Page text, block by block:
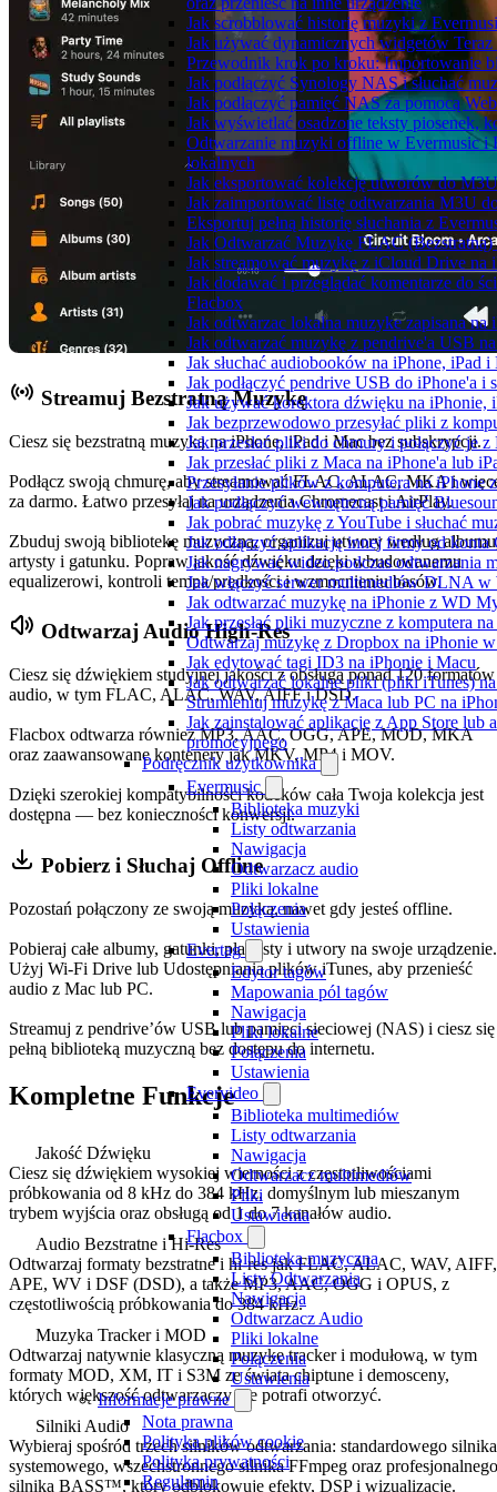
Jak scrobblować historię muzyki z
Jak używać dynamicznych widgetów
Przewodnik krok po kroku: Importowanie
Jak podłączyć Synology NAS i słuchać
Jak podłączyć pamięć NAS za pomocą
Jak wyświetlać osadzone teksty piosenek,
Odtwarzanie muzyki offline w Evermusic i
lokalnych
Jak eksportować kolekcję utworów do
Jak zaimportować listę odtwarzania M3U
Eksportuj pełną historię słuchania z
Jak Odtwarzać Muzykę FLAC
Jak streamować muzykę z iCloud Drive na
Jak dodawać i przeglądać komentarze do
Flacbox
Jak odtwarzac lokalna muzyke zapisana na
Jak odtwarzać muzykę z pendrive'a USB
Jak słuchać audiobooków na iPhone, iPad
Jak podłączyć pendrive USB do iPhone'a i
Jak używać korektora dźwięku na
Jak bezprzewodowo przesyłać pliki z
Jak przesłać pliki do chmury i połączyć je
Jak przesłać pliki z Maca na iPhone'a lub
Przesyłanie plików z komputera na iPhone
Jak podłączyć wewnętrzną pamięć
Jak pobrać muzykę z YouTube i słuchać
Jak odłączyć aplikację innej firmy od konta
Jak nagrywać wideo podczas odtwarzania
Jak włączyć serwer multimediów DLNA
Jak odtwarzać muzykę na iPhonie z WD
Jak przesłać pliki muzyczne z komputera
Odtwarzaj muzykę z Dropbox na iPhonie
Jak edytować tagi ID3 na iPhonie i Macu
Jak odtwarzać lokalne pliki (pliki iTunes)
Strumieniuj muzykę z Maca lub PC na
Jak zainstalować aplikację z App Store
promocyjnego
Podręcznik użytkownika
Evermusic
Biblioteka muzyki
Listy odtwarzania
Nawigacja
Odtwarzacz audio
Pliki lokalne
Połączenia
Ustawienia
Evertag
Edytor tagów
Mapowania pól tagów
Nawigacja
Pliki lokalne
Połączenia
Ustawienia
Evervideo
Biblioteka multimediów
Listy odtwarzania
Nawigacja
Odtwarzacz multimediów
Pliki
Ustawienia
Flacbox
Biblioteka muzyczna
Listy Odtwarzania
Nawigacja
Odtwarzacz Audio
Pliki lokalne
Połączenia
Ustawienia
Informacje prawne
Nota prawna
Polityka plików cookie
Polityka prywatności
Regulamin
Streamuj Bezstratną Muzykę
Ciesz się bezstratną muzyką na iPhone, iPad i Mac bez subskrypcji.
Podłącz swoją chmurę, aby streamować FLAC, ALAC, MKA i
za darmo. Łatwo przesyłaj na urządzenia Chromecast i AirPlay.
Zbuduj swoją bibliotekę muzyczną, organizuj utwory według
artysty i gatunku. Popraw jakość dźwięku dzięki wbudowanemu
equalizerowi, kontroli tempa/prędkości i wzmocnieniu basów.
Odtwarzaj Audio High-Res
Ciesz się dźwiękiem studyjnej jakości z obsługą ponad 120 formatów
audio, w tym FLAC, ALAC, WAV, AIFF i DSD.
Flacbox odtwarza również MP3, AAC, OGG, APE, MOD, MKA
oraz zaawansowane kontenery jak MKV, MP4 i MOV.
Dzięki szerokiej kompatybilności kodeków cała Twoja kolekcja jest
dostępna — bez konieczności konwersji.
Pobierz i Słuchaj Offline
Pozostań połączony ze swoją muzyką, nawet gdy jesteś offline.
Pobieraj całe albumy, gatunki, playlisty i utwory na swoje urządzenie.
Użyj Wi-Fi Drive lub Udostępniania plików iTunes, aby przenieść
audio z Mac lub PC.
Streamuj z pendrive’ów USB lub pamięci sieciowej (NAS) i ciesz się
pełną biblioteką muzyczną bez dostępu do internetu.
Kompletne Funkcje
Jakość Dźwięku
Ciesz się dźwiękiem wysokiej wierności z częstotliwościami
próbkowania od 8 kHz do 384 kHz, domyślnym lub mieszanym
trybem wyjścia oraz obsługą od 1 do 7 kanałów audio.
Audio Bezstratne i Hi-Res
Odtwarzaj formaty bezstratne i hi-res jak FLAC, ALAC, WAV, AIFF,
APE, WV i DSF (DSD), a także MP3, AAC, OGG i OPUS, z
częstotliwością próbkowania do 384 kHz.
Muzyka Tracker i MOD
Odtwarzaj natywnie klasyczną muzykę tracker i modułową, w tym
formaty MOD, XM, IT i S3M ze świata chiptune i demosceny,
których większość odtwarzaczy nie potrafi otworzyć.
Silniki Audio
Wybieraj spośród trzech silników odtwarzania: standardowego silnika
systemowego, wszechstronnego silnika FFmpeg oraz profesjonalnego
silnika BASS™, który odblokowuje efekty, DSP i wizualizacje.